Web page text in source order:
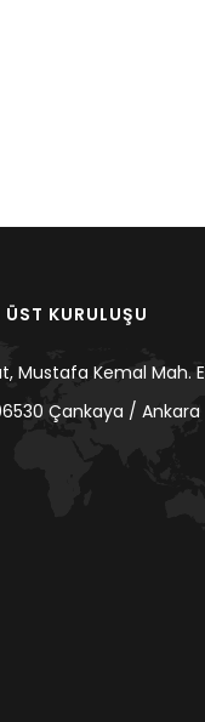
KURULUŞU
Mustafa Kemal Mah.
Çankaya / Ankara